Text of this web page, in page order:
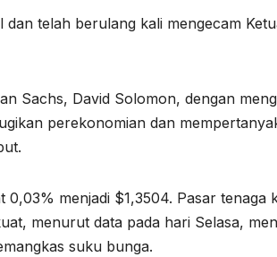
telah berulang kali mengecam
Sachs, David Solomon, dengan
perekonomian dan
menjadi $1,3504. Pasar tenaga
menurut data pada hari Selasa,
suku bunga.